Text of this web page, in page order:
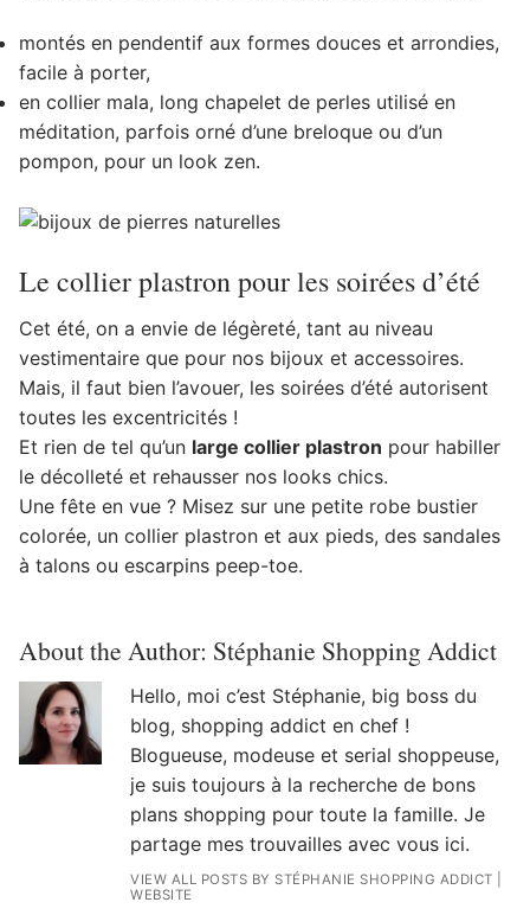
montés en pendentif aux formes douces et arrondies,
facile à porter,
en collier mala, long chapelet de perles utilisé en
méditation, parfois orné d’une breloque ou d’un
pompon, pour un look zen.
Le collier plastron pour les soirées d’été
Cet été, on a envie de légèreté, tant au niveau
vestimentaire que pour nos bijoux et accessoires.
Mais, il faut bien l’avouer, les soirées d’été autorisent
toutes les excentricités !
Et rien de tel qu’un large collier plastron pour habiller
le décolleté et rehausser nos looks chics.
Une fête en vue ? Misez sur une petite robe bustier
colorée, un collier plastron et aux pieds, des sandales
à talons ou escarpins peep-toe.
About the Author: Stéphanie Shopping Addict
Hello, moi c’est Stéphanie, big boss du
blog, shopping addict en chef !
Blogueuse, modeuse et serial shoppeuse,
je suis toujours à la recherche de bons
plans shopping pour toute la famille. Je
partage mes trouvailles avec vous ici.
VIEW ALL POSTS BY STÉPHANIE SHOPPING ADDICT
WEBSITE